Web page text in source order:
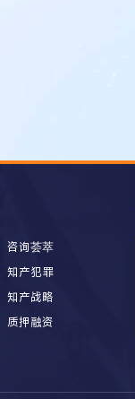
咨询荟萃
知产犯罪
知产战略
质押融资